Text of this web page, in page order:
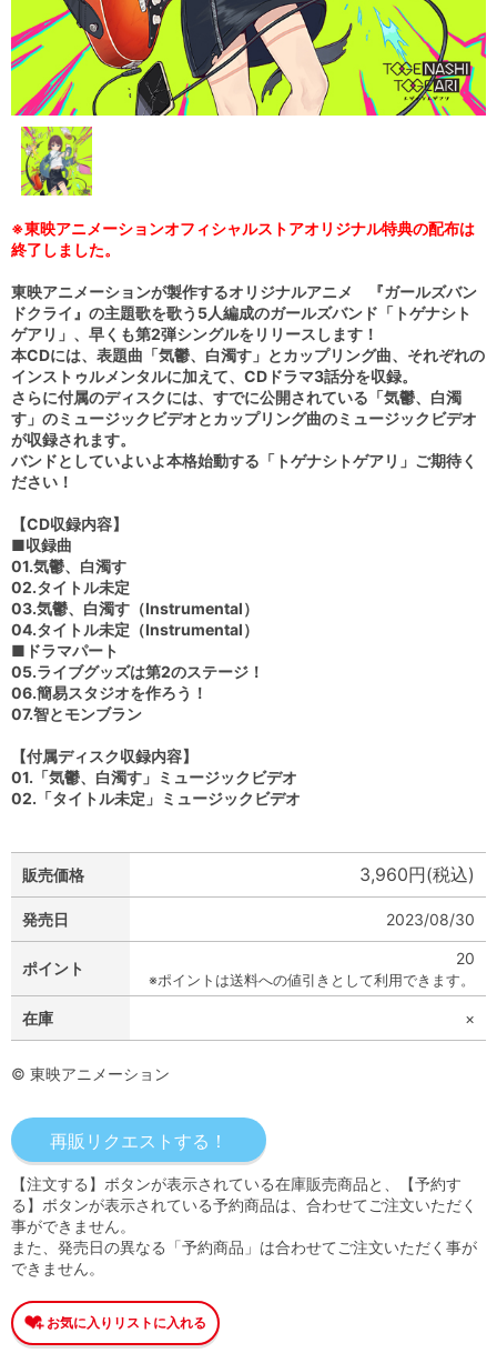
※東映アニメーションオフィシャルストアオリジナル特典の配布は
終了しました。
東映アニメーションが製作するオリジナルアニメ 『ガールズバン
ドクライ』の主題歌を歌う5人編成のガールズバンド「トゲナシト
ゲアリ」、早くも第2弾シングルをリリースします！
本CDには、表題曲「気鬱、白濁す」とカップリング曲、それぞれの
インストゥルメンタルに加えて、CDドラマ3話分を収録。
さらに付属のディスクには、すでに公開されている「気鬱、白濁
す」のミュージックビデオとカップリング曲のミュージックビデオ
が収録されます。
バンドとしていよいよ本格始動する「トゲナシトゲアリ」ご期待く
ださい！
【CD収録内容】
■収録曲
01.気鬱、白濁す
02.タイトル未定
03.気鬱、白濁す（Instrumental）
04.タイトル未定（Instrumental）
■ドラマパート
05.ライブグッズは第2のステージ！
06.簡易スタジオを作ろう！
07.智とモンブラン
【付属ディスク収録内容】
01.「気鬱、白濁す」ミュージックビデオ
02.「タイトル未定」ミュージックビデオ
販売価格 3,960円(税込)
発売日 2023/08/30
ポイント
20
※ポイントは送料への値引きとして利用できます。
在庫 ×
© 東映アニメーション
【注文する】ボタンが表示されている在庫販売商品と、【予約す
る】ボタンが表示されている予約商品は、合わせてご注文いただく
事ができません。
また、発売日の異なる「予約商品」は合わせてご注文いただく事が
できません。